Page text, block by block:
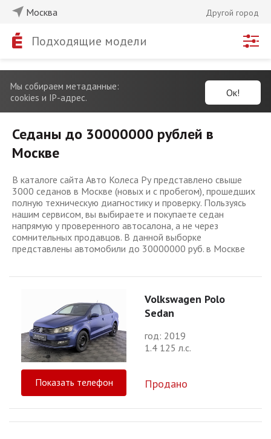
Москва Другой город
Подходящие модели
Мы собираем метаданные:
cookies и IP-адрес.
Ок!
Седаны до 30000000 рублей в
Москве
В каталоге сайта Авто Колеса Ру представлено свыше
3000 седанов в Москве (новых и с пробегом), прошедших
полную техническую диагностику и проверку. Пользуясь
нашим сервисом, вы выбираете и покупаете седан
напрямую у проверенного автосалона, а не через
сомнительных продавцов. В данной выборке
представлены автомобили до 30000000 руб. в Москве
Volkswagen Polo
Sedan
год: 2019
1.4 125 л.с.
Показать телефон Продано